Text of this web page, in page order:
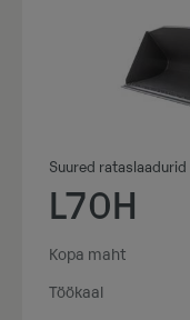
Suured rataslaadurid
L70H
Kopa maht
Töökaal